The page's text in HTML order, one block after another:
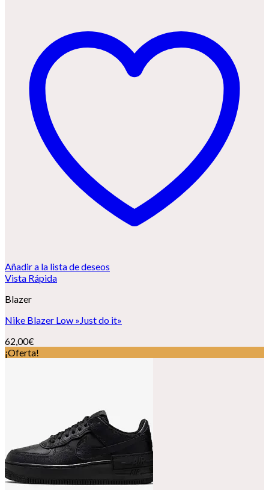
Añadir a la lista de deseos
Vista Rápida
Blazer
Nike Blazer Low »Just do it»
62,00€
¡Oferta!